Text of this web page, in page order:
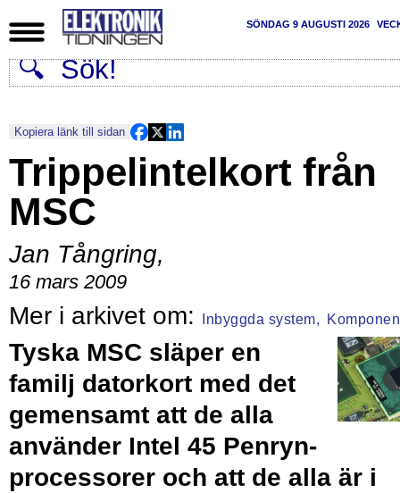
SÖNDAG 9 AUGUSTI 2026
Kopiera länk till sidan
Trippelintelkort från
MSC
Jan Tångring,
16 mars 2009
Inbyggda system,
Tyska MSC släper en
familj datorkort med det
gemensamt att de alla
använder Intel 45 Penryn-
processorer och att de alla är i